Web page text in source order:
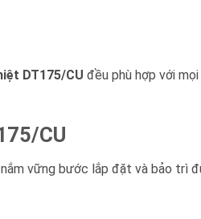
DT175/CU đều phù hợp với
CU
nắm vững bước lắp đặt và bảo trì